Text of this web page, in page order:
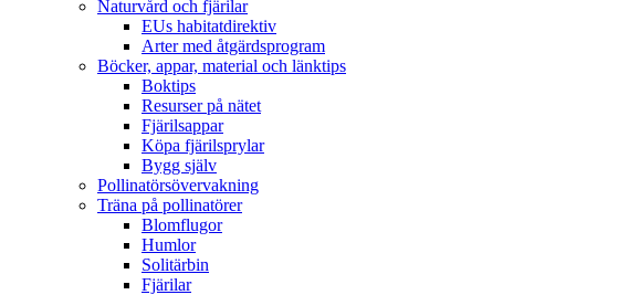
Naturvård och fjärilar
EUs habitatdirektiv
Arter med åtgärdsprogram
Böcker, appar, material och länktips
Boktips
Resurser på nätet
Fjärilsappar
Köpa fjärilsprylar
Bygg själv
Pollinatörsövervakning
Träna på pollinatörer
Blomflugor
Humlor
Solitärbin
Fjärilar